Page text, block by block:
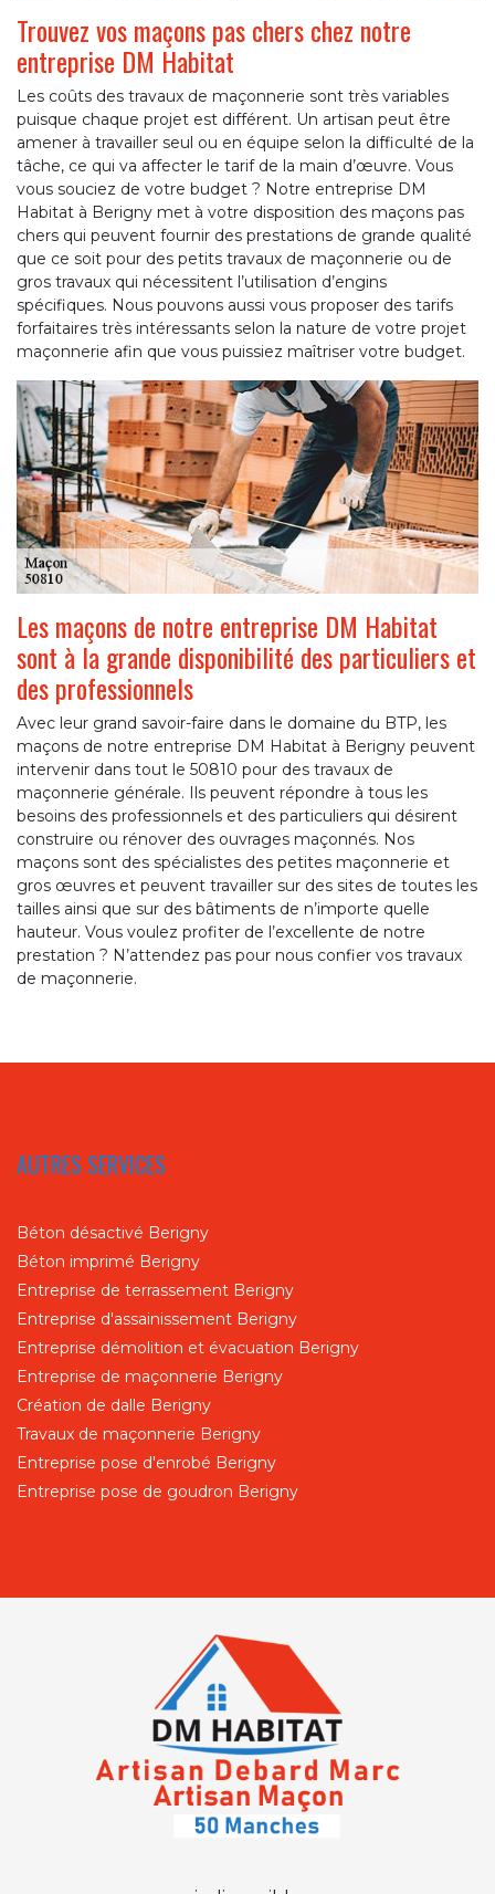
Trouvez vos maçons pas chers chez notre
entreprise DM Habitat
Les coûts des travaux de maçonnerie sont très variables
puisque chaque projet est différent. Un artisan peut être
amener à travailler seul ou en équipe selon la difficulté de la
tâche, ce qui va affecter le tarif de la main d’œuvre. Vous
vous souciez de votre budget ? Notre entreprise DM
Habitat à Berigny met à votre disposition des maçons pas
chers qui peuvent fournir des prestations de grande qualité
que ce soit pour des petits travaux de maçonnerie ou de
gros travaux qui nécessitent l’utilisation d’engins
spécifiques. Nous pouvons aussi vous proposer des tarifs
forfaitaires très intéressants selon la nature de votre projet
maçonnerie afin que vous puissiez maîtriser votre budget.
Les maçons de notre entreprise DM Habitat
sont à la grande disponibilité des particuliers et
des professionnels
Avec leur grand savoir-faire dans le domaine du BTP, les
maçons de notre entreprise DM Habitat à Berigny peuvent
intervenir dans tout le 50810 pour des travaux de
maçonnerie générale. Ils peuvent répondre à tous les
besoins des professionnels et des particuliers qui désirent
construire ou rénover des ouvrages maçonnés. Nos
maçons sont des spécialistes des petites maçonnerie et
gros œuvres et peuvent travailler sur des sites de toutes les
tailles ainsi que sur des bâtiments de n’importe quelle
hauteur. Vous voulez profiter de l’excellente de notre
prestation ? N’attendez pas pour nous confier vos travaux
de maçonnerie.
AUTRES SERVICES
Béton désactivé Berigny
Béton imprimé Berigny
Entreprise de terrassement Berigny
Entreprise d'assainissement Berigny
Entreprise démolition et évacuation Berigny
Entreprise de maçonnerie Berigny
Création de dalle Berigny
Travaux de maçonnerie Berigny
Entreprise pose d'enrobé Berigny
Entreprise pose de goudron Berigny